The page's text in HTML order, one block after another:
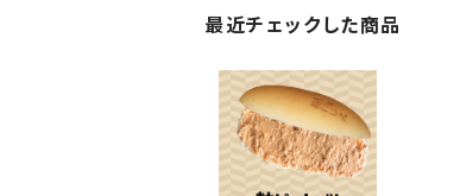
最近チェックした商品